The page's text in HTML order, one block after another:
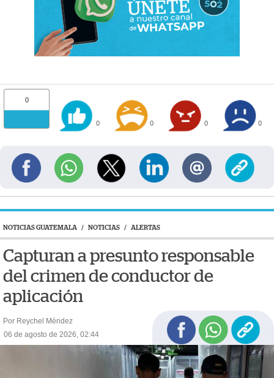
0
0 0 0 0
NOTICIAS GUATEMALA / NOTICIAS / ALERTAS
Capturan a presunto responsable
del crimen de conductor de
aplicación
Por Reychel Méndez
06 de agosto de 2026, 02:44